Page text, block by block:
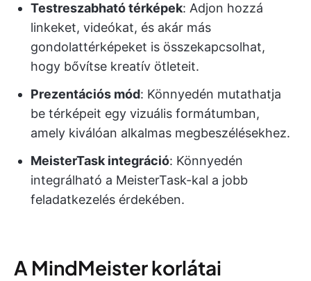
Testreszabható térképek: Adjon hozzá
linkeket, videókat, és akár más
gondolattérképeket is összekapcsolhat,
hogy bővítse kreatív ötleteit.
Prezentációs mód: Könnyedén mutathatja
be térképeit egy vizuális formátumban,
amely kiválóan alkalmas megbeszélésekhez.
MeisterTask integráció: Könnyedén
integrálható a MeisterTask-kal a jobb
feladatkezelés érdekében.
A MindMeister korlátai